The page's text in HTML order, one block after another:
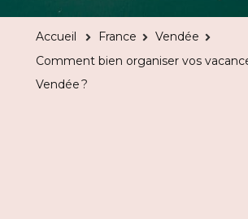
Accueil France
Vendée
Comment bien organiser vos
Vendée ?